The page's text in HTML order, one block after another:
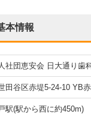
本情報
社団恵安会 日大通り歯
田谷区赤堤5-24-10 YB
駅(駅から西に約450m)